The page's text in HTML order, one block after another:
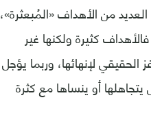
من الأهداف «المُبعثرة»،
كثيرة ولكنها غير
لإنهائها، وربما يؤجل
أو ينساها مع كثرة